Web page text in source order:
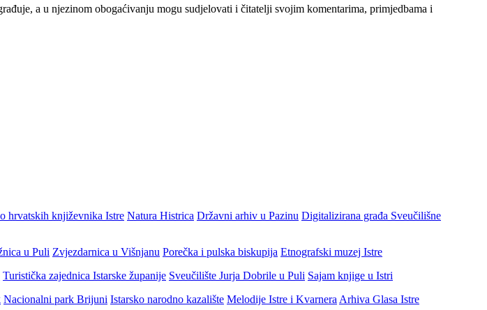
a u njezinom obogaćivanju mogu sudjelovati i čitatelji svojim komentarima, primjedbama i
hrvatskih književnika Istre Natura Histrica Državni arhiv u Pazinu Digitalizirana građa Sveučilišne
u Puli Zvjezdarnica u Višnjanu Porečka i pulska biskupija Etnografski muzej Istre
Turistička zajednica Istarske županije Sveučilište Jurja Dobrile u Puli Sajam knjige u Istri
Nacionalni park Brijuni Istarsko narodno kazalište Melodije Istre i Kvarnera Arhiva Glasa Istre